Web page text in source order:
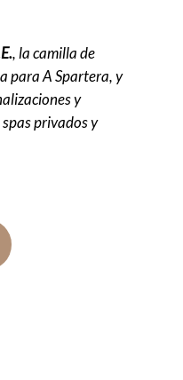
, la camilla de
para A Spartera, y
y
privados y